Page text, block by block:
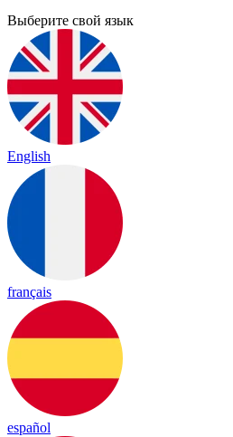
Выберите свой язык
English
français
español